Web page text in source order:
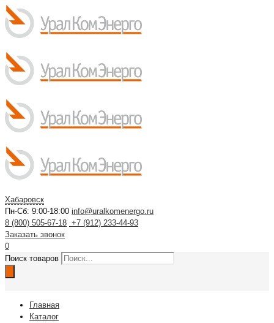
Хабаровск
Пн-Сб: 9:00-18:00 info@uralkomenergo.ru
8 (800) 505-67-18 +7 (912) 233-44-93
Заказать звонок
0
Поиск товаров
Главная
Каталог